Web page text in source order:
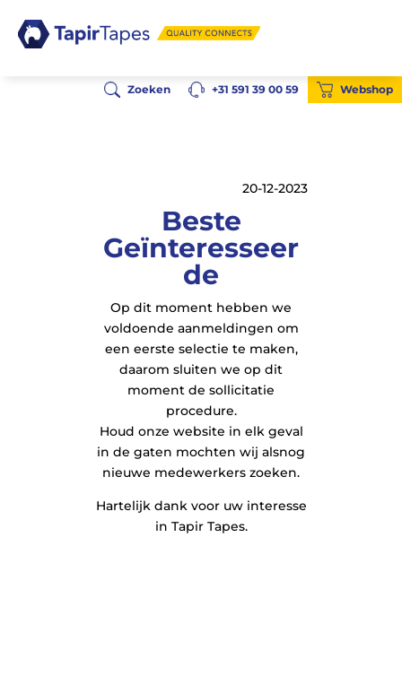
Webshop
+31 591 39 00 59
Zoeken
20-12-2023
Beste
Geïnteresseer
de
Op dit moment hebben we
voldoende aanmeldingen om
een eerste selectie te maken,
daarom sluiten we op dit
moment de sollicitatie
procedure.
Houd onze website in elk geval
in de gaten mochten wij alsnog
nieuwe medewerkers zoeken.
Hartelijk dank voor uw interesse
in Tapir Tapes.